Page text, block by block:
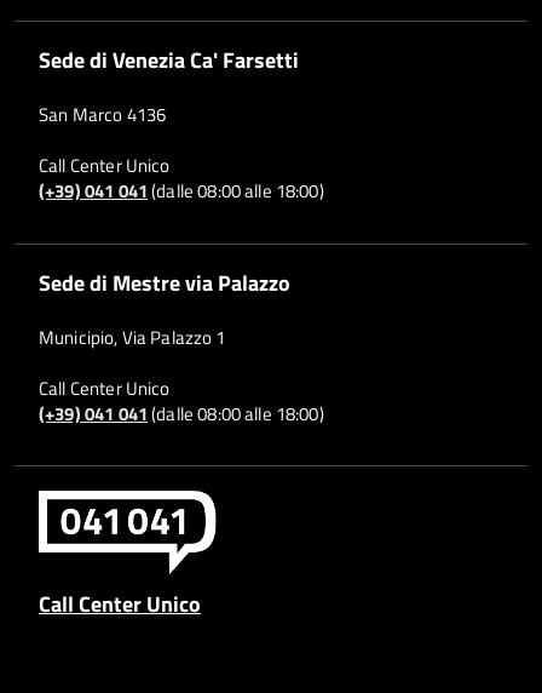
Sede di Venezia Ca' Farsetti
San Marco 4136
Call Center Unico
(+39) 041 041(dalle 08:00 alle 18:00)
Sede di Mestre via Palazzo
Municipio, Via Palazzo 1
Call Center Unico
(+39) 041 041(dalle 08:00 alle 18:00)
Call Center Unico